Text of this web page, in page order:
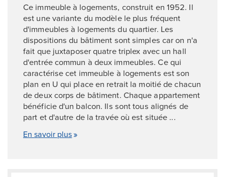
Ce immeuble à logements, construit en 1952. Il
est une variante du modèle le plus fréquent
d'immeubles à logements du quartier. Les
dispositions du bâtiment sont simples car on n'a
fait que juxtaposer quatre triplex avec un hall
d'entrée commun à deux immeubles. Ce qui
caractérise cet immeuble à logements est son
plan en U qui place en retrait la moitié de chacun
de deux corps de bâtiment. Chaque appartement
bénéficie d'un balcon. Ils sont tous alignés de
part et d'autre de la travée où est située ...
En savoir plus